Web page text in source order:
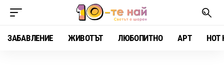
ЗАБАВЛЕНИЕ ЖИВОТЪТ ЛЮБОПИТНО АРТ HOT